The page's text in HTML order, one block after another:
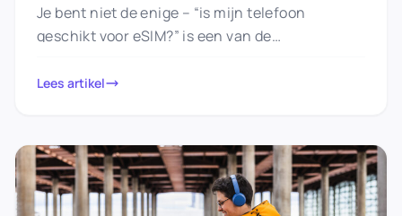
Je bent niet de enige – “is mijn telefoon
geschikt voor eSIM?” is een van de…
Lees artikel